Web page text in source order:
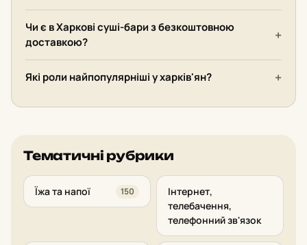
Чи є в Харкові суші-бари з безкоштовною
доставкою?
Які роли найпопулярніші у харків'ян?
Тематичні рубрики
Їжа та напої 150
Інтернет,
телебачення,
телефонний зв'язок